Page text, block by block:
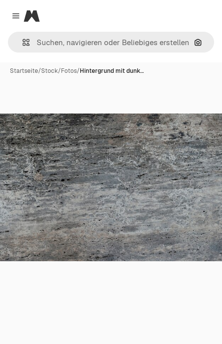
Close menu
Magnific
Nach
Startseite/Stock/Fotos/Hintergrund mit dunk…